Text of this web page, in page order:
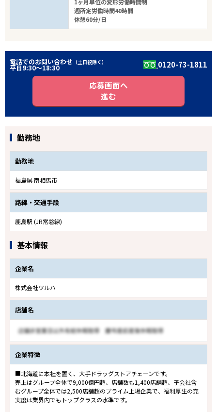
週所定労働時間40時間
休憩60分/日
電話でのお問い合わせ （土日祝除く）
平日9:30〜18:30 0120-73-1811
応募画面へ
進む
勤務地
勤務地
福島県 南相馬市
路線・交通手段
鹿島駅 (JR常磐線)
基本情報
企業名
株式会社ツルハ
店舗名
企業特徴
■北海道に本社を置く、大手ドラッグストアチェーンです。
売上はグループ全体で9,000億円超、店舗数も1,400店舗超、子会社含
むグループ全体では2,500店舗超のプライム上場企業で、福利厚生の充
実度は業界内でもトップクラスの水準です。